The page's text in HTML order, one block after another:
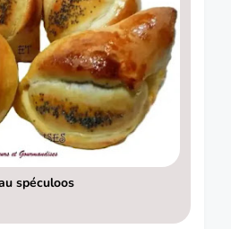
Petits pains fourrés au spéculoos